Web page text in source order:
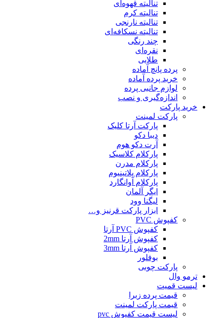
تنالیته قهوه‌ای
تنالیته کرم
تنالیته نارنجی
تنالیته نسکافه‌ای
چند رنگی
نقره‌ای
طلایی
پرده پانچ آماده
خرید پرده آماده
لوازم جانبی پرده
اندازه‌گیری و نصب
خرید پارکت
پارکت لمینت
پارکت آرتا کلیک
دیبا دکو
آرت دکو هوم
پارکلام کلاسیک
پارکلام مدرن
پارکلام پلاتینیوم
پارکلام آوانگارد
ایگر آلمان
لیگنا وود
ابزار پارکت قرنیز و…
کفپوش PVC
کفپوش PVC آرتا
کفپوش آرتا 2mm
کفپوش آرتا 3mm
بوفلور
پارکت چوبی
ترمو وال
لیست قمیت
قیمت پرده زبرا
قیمت پارکت لمینت
لیست قیمت کفپوش pvc